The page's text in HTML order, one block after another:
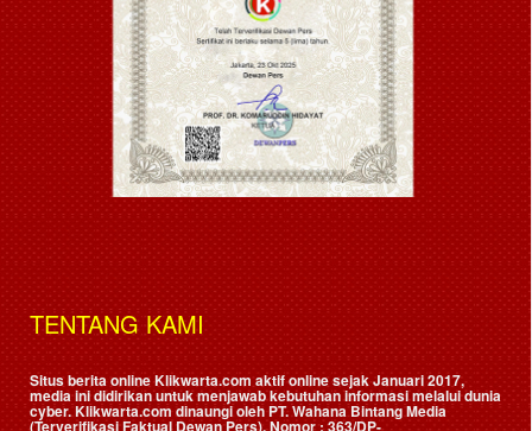
TENTANG KAMI
Situs berita online Klikwarta.com aktif online sejak Januari 2017,
media ini didirikan untuk menjawab kebutuhan informasi melalui dunia
cyber. Klikwarta.com dinaungi oleh PT. Wahana Bintang Media
(Terverifikasi Faktual Dewan Pers), Nomor : 363/DP-